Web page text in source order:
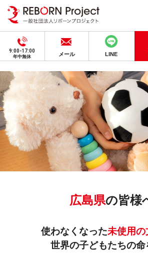
9:00-17:00
年中無休 メール LINE
広島県の皆様
使わなくなった未使用の
世界の子どもたちの命